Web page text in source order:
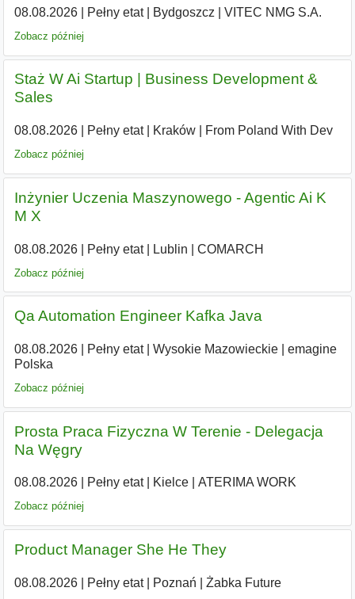
08.08.2026| Pełny etat| Bydgoszcz VITEC NMG S.A.
Zobacz później
Staż W Ai Startup | Business Development &
Sales
08.08.2026| Pełny etat| Kraków| From Poland With Dev
Zobacz później
Inżynier Uczenia Maszynowego - Agentic Ai K
M X
08.08.2026| Pełny etat| Lublin COMARCH
Zobacz później
Qa Automation Engineer Kafka Java
08.08.2026| Pełny etat| Wysokie Mazowieckie|
emagine
Polska
Zobacz później
Prosta Praca Fizyczna W Terenie - Delegacja
Na Węgry
08.08.2026| Pełny etat| Kielce| ATERIMA WORK
Zobacz później
Product Manager She He They
08.08.2026| Pełny etat| Poznań Żabka Future